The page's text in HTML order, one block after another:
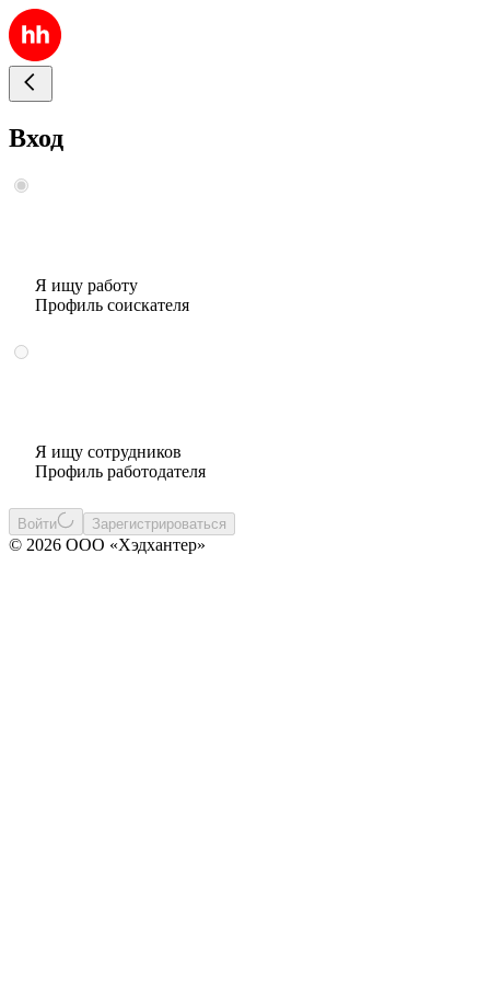
Вход
Я ищу работу
Профиль соискателя
Я ищу сотрудников
Профиль работодателя
Войти Зарегистрироваться
© 2026 ООО «Хэдхантер»